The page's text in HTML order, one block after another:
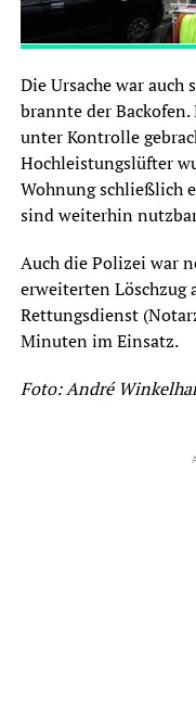
Die Ursache war
brannte der
unter Kontrolle
Hochleistungslüfter
Wohnung schließlich
sind weiterhin
Auch die Polizei war
erweiterten Löschzug
Rettungsdienst
Minuten im Einsatz.
Foto: André